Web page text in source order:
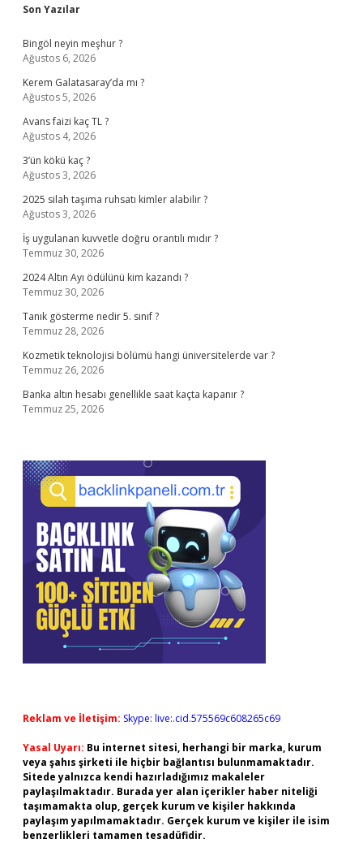
Sidebar
Son Yazılar
Bingöl neyin meşhur ?
Ağustos 6, 2026
Kerem Galatasaray’da mı ?
Ağustos 5, 2026
Avans faizi kaç TL ?
Ağustos 4, 2026
3’ün kökü kaç ?
Ağustos 3, 2026
2025 silah taşıma ruhsatı kimler alabilir ?
Ağustos 3, 2026
İş uygulanan kuvvetle doğru orantılı mıdır ?
Temmuz 30, 2026
2024 Altın Ayı ödülünü kim kazandı ?
Temmuz 30, 2026
Tanık gösterme nedir 5. sınıf ?
Temmuz 28, 2026
Kozmetik teknolojisi bölümü hangi üniversitelerde var ?
Temmuz 26, 2026
Banka altın hesabı genellikle saat kaçta kapanır ?
Temmuz 25, 2026
Reklam ve İletişim: Skype: live:.cid.575569c608265c69
Yasal Uyarı: Bu internet sitesi, herhangi bir marka, kurum
veya şahıs şirketi ile hiçbir bağlantısı bulunmamaktadır.
Sitede yalnızca kendi hazırladığımız makaleler
paylaşılmaktadır. Burada yer alan içerikler haber niteliği
taşımamakta olup, gerçek kurum ve kişiler hakkında
paylaşım yapılmamaktadır. Gerçek kurum ve kişiler ile isim
benzerlikleri tamamen tesadüfidir.